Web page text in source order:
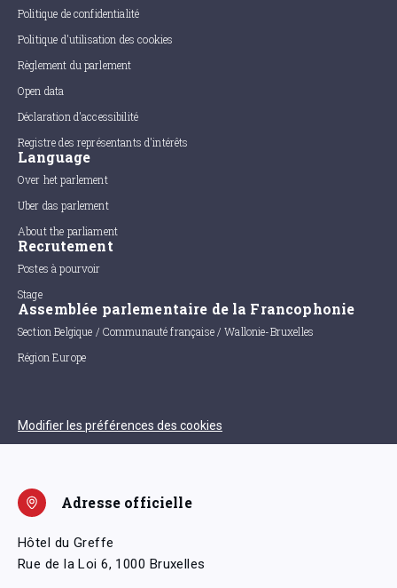
Politique de confidentialité
Politique d'utilisation des cookies
Règlement du parlement
Open data
Déclaration d'accessibilité
Registre des représentants d'intérêts
Language
Over het parlement
Uber das parlement
About the parliament
Recrutement
Postes à pourvoir
Stage
Assemblée parlementaire de la Francophonie
Section Belgique / Communauté française / Wallonie-Bruxelles
Région Europe
Modifier les préférences des cookies
Adresse officielle
Hôtel du Greffe
Rue de la Loi 6, 1000 Bruxelles